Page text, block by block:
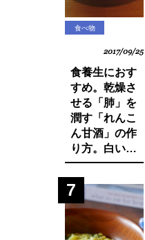
食べ物
2017/09/25
食養生におす
すめ。乾燥さ
せる「肺」を
潤す「れんこ
ん甘酒」の作
り方。白い食
材でカラダを
養おう。
7